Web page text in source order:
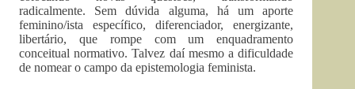
radicalmente. Sem dúvida alguma, há um aporte
feminino/ista específico, diferenciador, energizante,
libertário, que rompe com um enquadramento
conceitual normativo. Talvez daí mesmo a dificuldade
de nomear o campo da epistemologia feminista.